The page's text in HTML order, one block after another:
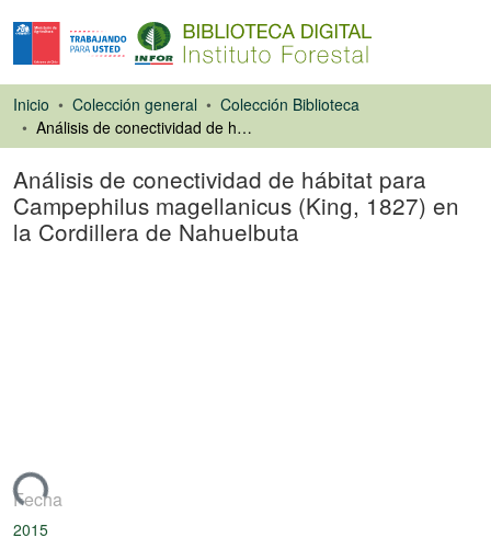
Inicio Colección general
Colección Biblioteca
Análisis de conectividad de hábitat para Campephilus magellanicus (King, 1827) en la Cordillera de Nahuelbuta
Análisis de conectividad de hábitat para
Campephilus magellanicus (King, 1827) en
la Cordillera de Nahuelbuta
Fecha
2015